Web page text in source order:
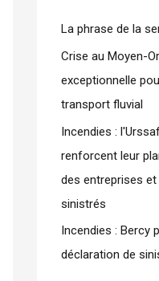
La phrase de la
Crise au Moyen-
exceptionnelle
transport fluvial
Incendies :
renforcent leur
des entreprises
sinistrés
Incendies : Bercy
déclaration de